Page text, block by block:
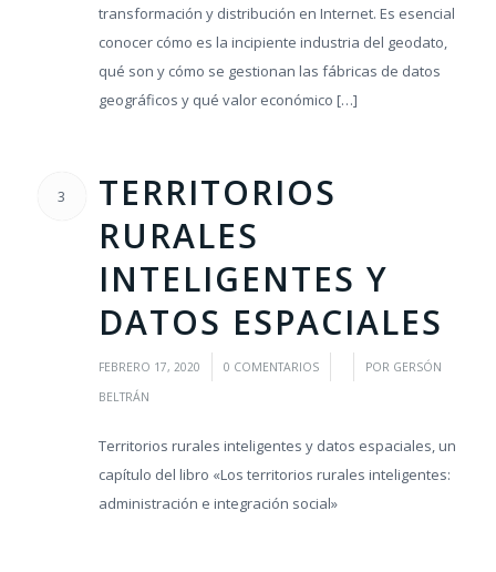
transformación y distribución en Internet. Es esencial
conocer cómo es la incipiente industria del geodato,
qué son y cómo se gestionan las fábricas de datos
geográficos y qué valor económico […]
3
TERRITORIOS
RURALES
INTELIGENTES Y
DATOS ESPACIALES
FEBRERO 17, 2020 0 COMENTARIOS
/ POR GERSÓN
BELTRÁN
Territorios rurales inteligentes y datos espaciales, un
capítulo del libro «Los territorios rurales inteligentes:
administración e integración social»